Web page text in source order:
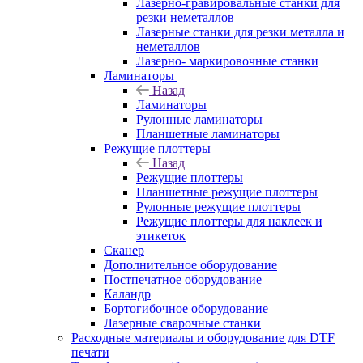
Лазерно-гравировальные станки для
резки неметаллов
Лазерные станки для резки металла и
неметаллов
Лазерно- маркировочные станки
Ламинаторы
Назад
Ламинаторы
Рулонные ламинаторы
Планшетные ламинаторы
Режущие плоттеры
Назад
Режущие плоттеры
Планшетные режущие плоттеры
Рулонные режущие плоттеры
Режущие плоттеры для наклеек и
этикеток
Сканер
Дополнительное оборудование
Постпечатное оборудование
Каландр
Бортогибочное оборудование
Лазерные сварочные станки
Расходные материалы и оборудование для DTF
печати